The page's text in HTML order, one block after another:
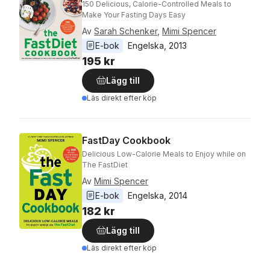
150 Delicious, Calorie-Controlled Meals to
Make Your Fasting Days Easy
Av Sarah Schenker, Mimi Spencer
E-bok
Engelska 2013
195 kr
Lägg till
Läs direkt efter köp
FastDay Cookbook
Delicious Low-Calorie Meals to Enjoy while on
The FastDiet
Av Mimi Spencer
E-bok
Engelska 2014
182 kr
Lägg till
Läs direkt efter köp